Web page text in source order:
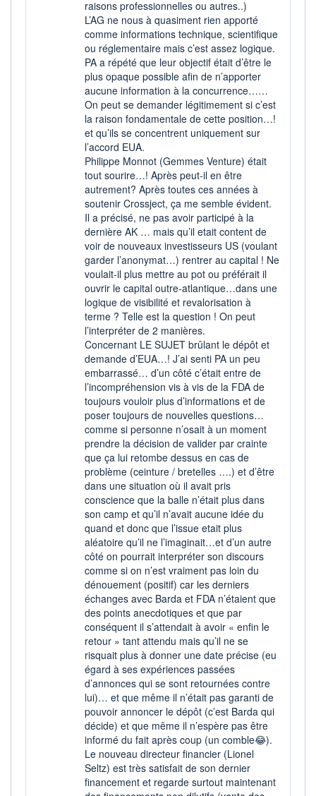
Fournitures médicales
OUVERTURE CLÔTURE VEILLE
1,520
+ BAS
1,492
CAPITAL ÉCHANGÉ
0,34%
VALORISATION DERNIER ÉCHANGE
07.08.26 / 17:35:54
LIMITE À LA LIMITE À LA
HAUSSE
1,572
RENDEMENT
ESTIMÉ 2026
PER ESTIMÉ
7,89
DATE
DERNIER
DIVIDENDE
-
ÉLIGIBILITÉ
PEA-PME
CTO BUSINESS
RISQUE ESG
-
+ PORTEFEUILLE + LISTE
raisons professionnelles ou autres..)
L’AG ne nous à quasiment rien apporté
comme informations technique, scientifique
ou réglementaire mais c’est assez logique.
PA a répété que leur objectif était d’être le
plus opaque possible afin de n’apporter
aucune information à la concurrence……
On peut se demander légitimement si c’est
la raison fondamentale de cette position…!
et qu’ils se concentrent uniquement sur
l’accord EUA.
Philippe Monnot (Gemmes Venture) était
tout sourire…! Après peut-il en être
autrement? Après toutes ces années à
soutenir Crossject, ça me semble évident.
Il a précisé, ne pas avoir participé à la
dernière AK … mais qu’il etait content de
voir de nouveaux investisseurs US (voulant
garder l’anonymat…) rentrer au capital ! Ne
voulait-il plus mettre au pot ou préférait il
ouvrir le capital outre-atlantique…dans une
logique de visibilité et revalorisation à
terme ? Telle est la question ! On peut
l’interpréter de 2 manières.
Concernant LE SUJET brûlant le dépôt et
demande d’EUA…! J’ai senti PA un peu
embarrassé… d’un côté c’était entre de
l’incompréhension vis à vis de la FDA de
toujours vouloir plus d’informations et de
poser toujours de nouvelles questions…
comme si personne n’osait à un moment
prendre la décision de valider par crainte
que ça lui retombe dessus en cas de
problème (ceinture / bretelles ….) et d’être
dans une situation où il avait pris
conscience que la balle n’était plus dans
son camp et qu’il n’avait aucune idée du
quand et donc que l’issue etait plus
aléatoire qu’il ne l’imaginait…et d’un autre
côté on pourrait interpréter son discours
comme si on n’est vraiment pas loin du
dénouement (positif) car les derniers
échanges avec Barda et FDA n’étaient que
des points anecdotiques et que par
conséquent il s’attendait à avoir « enfin le
retour » tant attendu mais qu’il ne se
risquait plus à donner une date précise (eu
égard à ses expériences passées
d’annonces qui se sont retournées contre
lui)… et que même il n’était pas garanti de
pouvoir annoncer le dépôt (c’est Barda qui
décide) et que même il n’espère pas être
informé du fait après coup (un comble😂).
Le nouveau directeur financier (Lionel
Seltz) est très satisfait de son dernier
financement et regarde surtout maintenant